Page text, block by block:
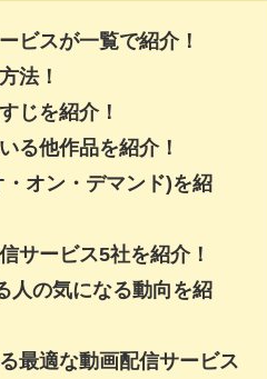
ビスが一覧で紹介！
法！
じを紹介！
る他作品を紹介！
オン・デマンド)を紹
サービス5社を紹介！
人の気になる動向を紹
最適な動画配信サービス